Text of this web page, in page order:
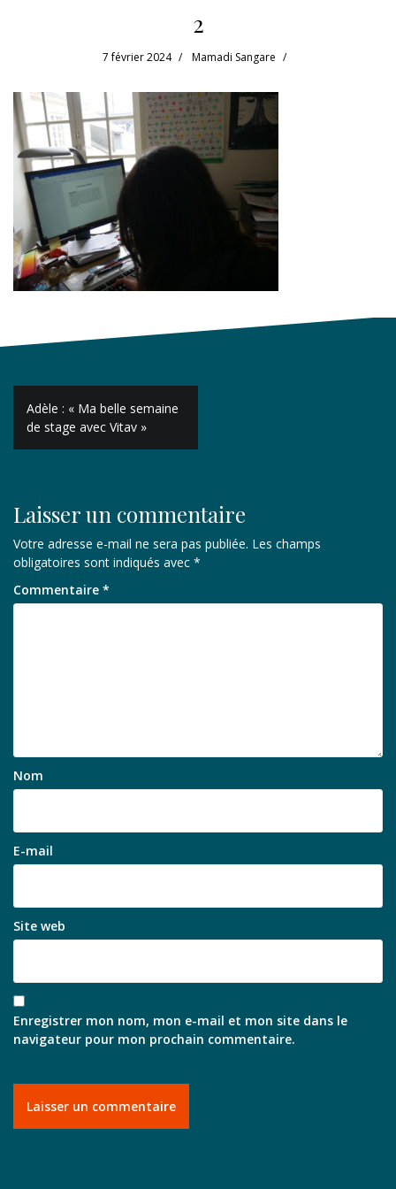
2
7 février 2024 Mamadi Sangare
Navigation
de
l’article
Adèle : « Ma belle semaine
de stage avec Vitav »
Laisser un commentaire
Votre adresse e-mail ne sera pas publiée. Les champs
obligatoires sont indiqués avec *
Commentaire *
Nom
E-mail
Site web
Enregistrer mon nom, mon e-mail et mon site dans le
navigateur pour mon prochain commentaire.